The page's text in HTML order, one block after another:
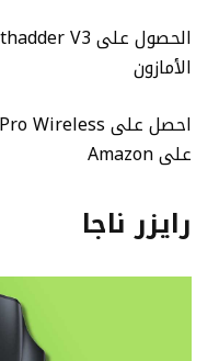
الأمازون
على Amazon
رايزر ناجا